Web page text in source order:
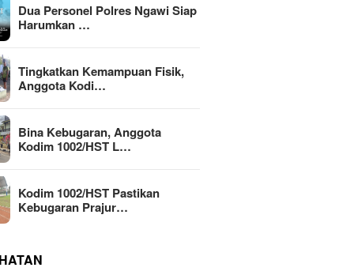
Dua Personel Polres Ngawi Siap
Harumkan …
Tingkatkan Kemampuan Fisik,
Anggota Kodi…
Bina Kebugaran, Anggota
Kodim 1002/HST L…
Kodim 1002/HST Pastikan
Kebugaran Prajur…